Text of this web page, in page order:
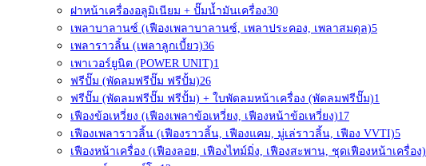
ฝาหน้าเครื่องอลูมิเนียม + ปั๊มน้ำมันเครื่อง30
เพลาบาลานซ์ (เฟืองเพลาบาลานซ์, เพลาประคอง, เพลาสมดุล)5
เพลาราวลิ้น (เพลาลูกเบี้ยว)36
เพาเวอร์ยูนิต (POWER UNIT)1
ฟรีปั๊ม (พัดลมฟรีปั๊ม ฟรีปั้ม)26
ฟรีปั๊ม (พัดลมฟรีปั๊ม ฟรีปั้ม) + ใบพัดลมหน้าเครื่อง (พัดลมฟรีปั๊ม)1
เฟืองข้อเหวี่ยง (เฟืองเพลาข้อเหวี่ยง, เฟืองหน้าข้อเหวี่ยง)17
เฟืองเพลาราวลิ้น (เฟืองราวลิ้น, เฟืองแคม, มู่เล่ราวลิ้น, เฟือง VVTI)5
เฟืองหน้าเครื่อง (เฟืองลอย, เฟืองไทม์มิ่ง, เฟืองสะพาน, ชุดเฟืองหน้าเครื่อง)